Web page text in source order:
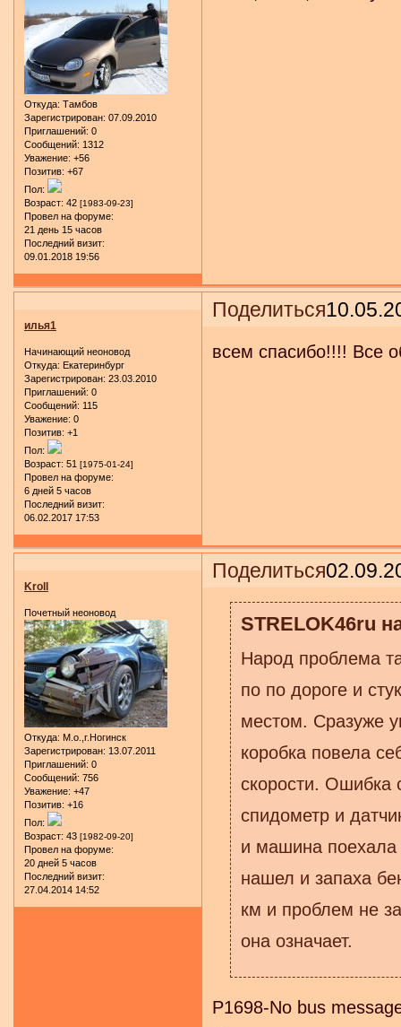
Откуда: Тамбов
Зарегистрирован: 07.09.2010
Приглашений: 0
Сообщений: 1312
Уважение: +56
Позитив: +67
Пол:
Возраст: 42 [1983-09-23]
Провел на форуме:
21 день 15 часов
Последний визит:
09.01.2018 19:56
Поделиться
илья1
Начинающий неоновод
Откуда: Екатеринбург
Зарегистрирован: 23.03.2010
Приглашений: 0
Сообщений: 115
Уважение: 0
Позитив: +1
Пол:
Возраст: 51 [1975-01-24]
Провел на форуме:
6 дней 5 часов
Последний визит:
06.02.2017 17:53
всем спасибо!!!! Все
Поделиться
Kroll
Почетный неоновод
Откуда: М.о.,г.Ногинск
Зарегистрирован: 13.07.2011
Приглашений: 0
Сообщений: 756
Уважение: +47
Позитив: +16
Пол:
Возраст: 43 [1982-09-20]
Провел на форуме:
20 дней 5 часов
Последний визит:
27.04.2014 14:52
STRELOK46ru
Народ проблема
по по дороге и
местом. Сразуже
коробка повела
скорости. Ошибка
спидометр и
и машина поехала
нашел и запаха
км и проблем не
она означает.
P1698-No bus